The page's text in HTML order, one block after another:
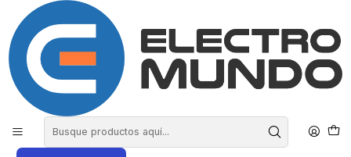
COMPRA HASTA EN 3 CUOTAS SIN INTERES
Inicio Productos AUDIO Radios
Radio a Pilas Philco ICX-40 Fm/Am Portable de Bolsillo - ElectroMundo